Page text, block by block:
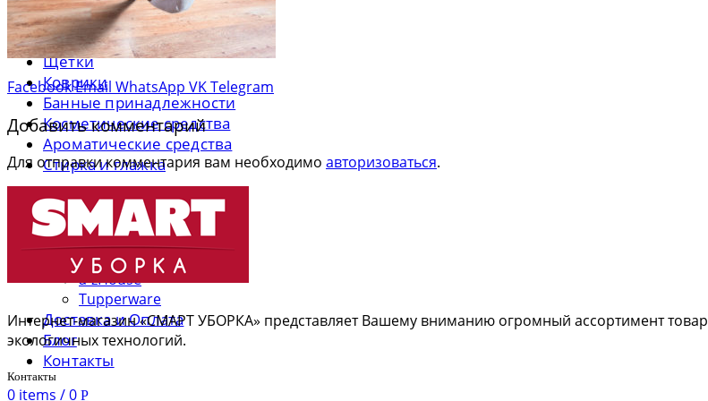
Салфетки
Швабры
Щетки
Коврики
Банные принадлежности
Косметические средства
Ароматические средства
Стирка и глажка
О магазине
Бренды
Smart
Жар-Птица
a-zHouse
Tupperware
Доставка и Оплата
Блог
Контакты
0 items /0 Р
FacebookEmail WhatsApp VKTelegram
Добавить комментарий
Для отправки комментария вам необходимо авторизоваться.
Интернет-магазин «СМАРТ УБОРКА» представляет Вашему вниманию огромный ассортимент
экологичных технологий.
Контакты